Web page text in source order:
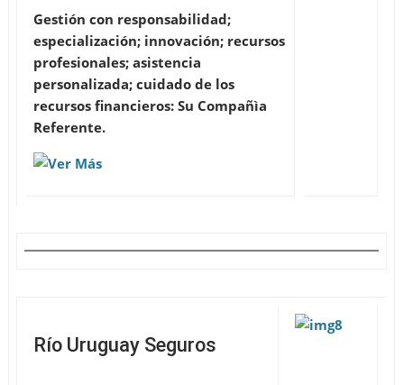
Gestión con responsabilidad;
especialización; innovación; recursos
profesionales; asistencia
personalizada; cuidado de los
recursos financieros: Su Compañìa
Referente.
Río Uruguay Seguros